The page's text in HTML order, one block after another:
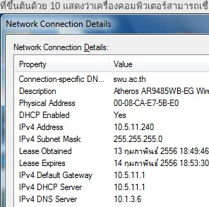
ที่ขึ้นต้นด้วย 10 แสดงว่าเครื่องคอมพิวเตอร์สามารถ